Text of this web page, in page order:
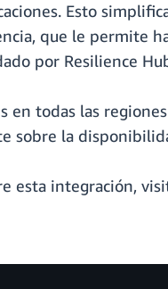
Esto
que le permite
por Resilience
en todas las
sobre la
esta integración,